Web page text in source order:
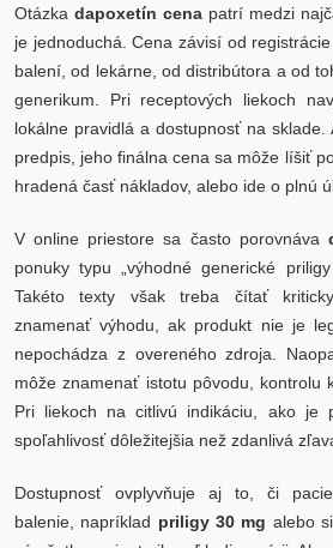
Otázka dapoxetín cena patrí medzi
je jednoduchá. Cena závisí od
balení, od lekárne, od distribútora a od
generikum. Pri receptových liekoch
lokálne pravidlá a dostupnosť na sklade.
predpis, jeho finálna cena sa môže líšiť
hradená časť nákladov, alebo ide o plnú
V online priestore sa často porovnáva
ponuky typu „výhodné generické
Takéto texty však treba čítať
znamenať výhodu, ak produkt nie je
nepochádza z overeného zdroja.
môže znamenať istotu pôvodu, kontrolu
Pri liekoch na citlivú indikáciu, ako je
spoľahlivosť dôležitejšia než zdanlivá
Dostupnosť ovplyvňuje aj to, či
balenie, napríklad priligy 30 mg alebo